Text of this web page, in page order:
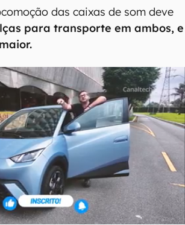
das caixas de som deve
para transporte em ambos, e